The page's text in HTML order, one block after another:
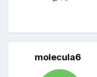
molecula6